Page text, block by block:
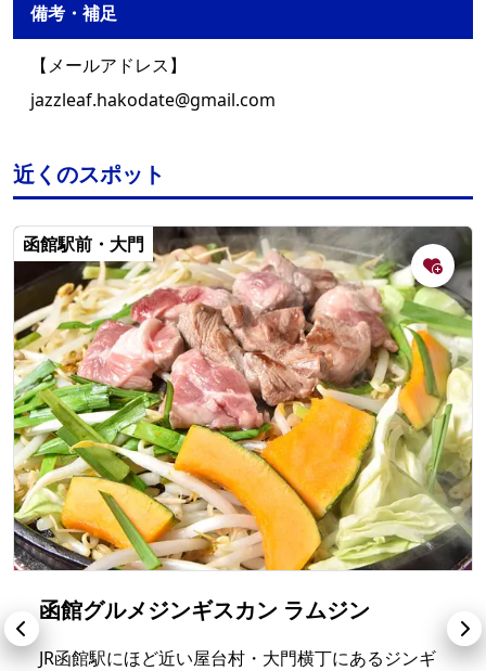
備考・補足
【メールアドレス】
jazzleaf.hakodate@gmail.com
近くのスポット
函館駅前・大門
函館グルメジンギスカン ラムジン
JR函館駅にほど近い屋台村・大門横丁にあるジンギ